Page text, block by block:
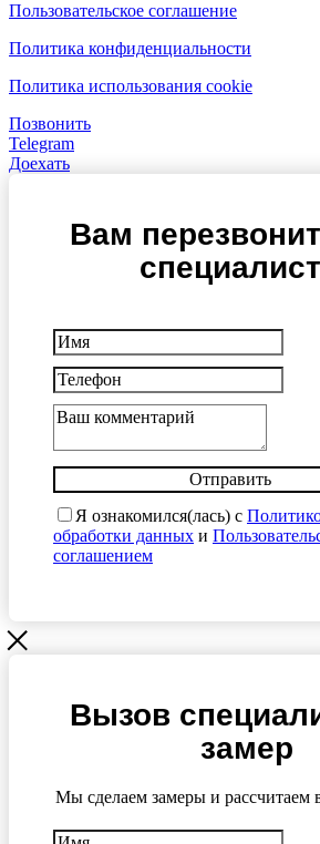
Пользовательское соглашение
Политика конфиденциальности
Политика использования cookie
Позвонить
Telegram
Доехать
Вам
специалист
Отправить
Я ознакомился(лась) с
обработки данных и
соглашением
Вызов
замер
Мы сделаем замеры и рассчитаем